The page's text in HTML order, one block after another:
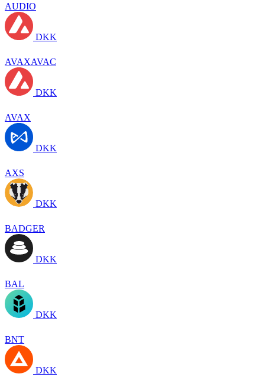
AUDIO
DKK
AVAXAVAC
DKK
AVAX
DKK
AXS
DKK
BADGER
DKK
BAL
DKK
BNT
DKK